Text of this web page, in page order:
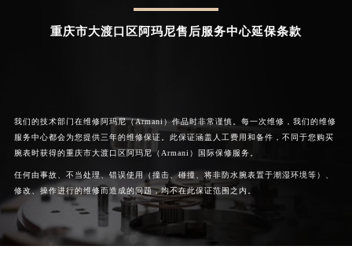
重庆市大渡口区阿玛尼售后服务中心延保条款
我们的技术部门在维修阿玛尼（Armani）作品时非常谨慎。每一次维修，我们的维修
服务中心都会为您提供三年的维修保证。此保证涵盖人工费用和备件，不同于您购买
腕表时获得的重庆市大渡口区阿玛尼（Armani）国际保修服务。
任何由事故、不当处理、错误使用（撞击、碰撞、将非防水腕表置于潮湿环境等）、
修改、操作进行的维修而造成的问题，均不在此保证范围之内。